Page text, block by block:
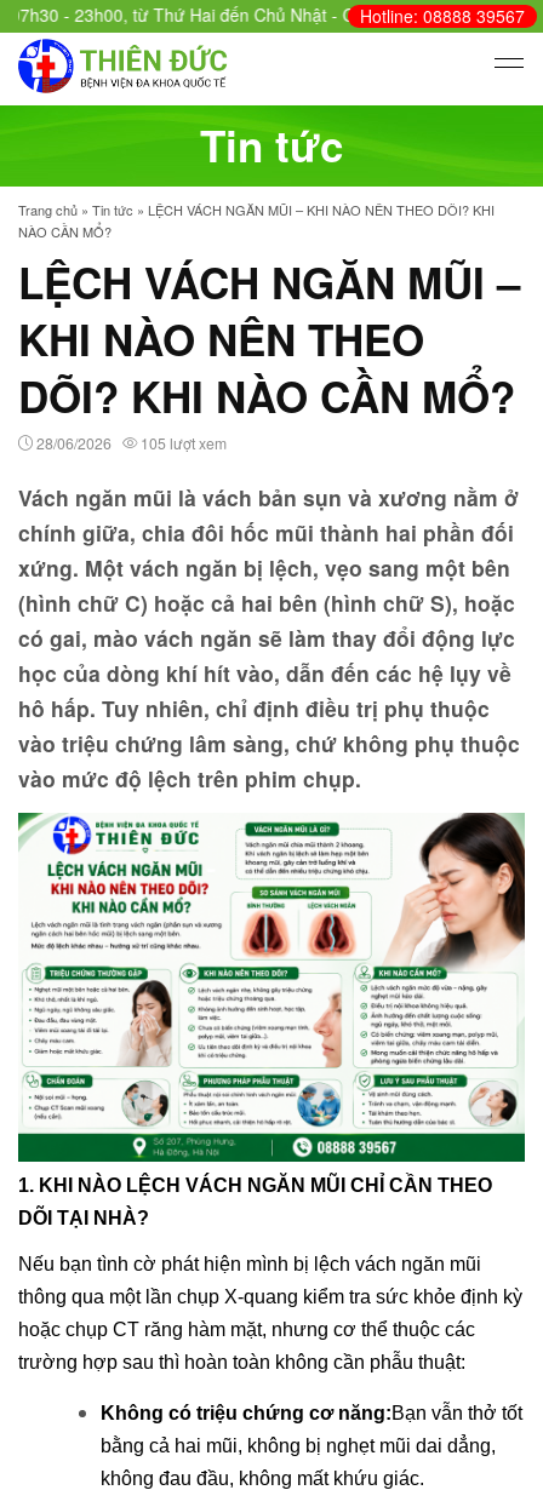
- 23h00, từ Thứ Hai đến Chủ Nhật - Cấp cứu: 24/24.Hotline: 08888 39567
Tin tức
Trang chủ » Tin tức » LỆCH VÁCH NGĂN MŨI – KHI NÀO NÊN THEO DÕI? KHI
NÀO CẦN MỔ?
LỆCH VÁCH NGĂN MŨI –
KHI NÀO NÊN THEO
DÕI? KHI NÀO CẦN MỔ?
28/06/2026 105 lượt xem
Vách ngăn mũi là vách bản sụn và xương nằm ở
chính giữa, chia đôi hốc mũi thành hai phần đối
xứng. Một vách ngăn bị lệch, vẹo sang một bên
(hình chữ C) hoặc cả hai bên (hình chữ S), hoặc
có gai, mào vách ngăn sẽ làm thay đổi động lực
học của dòng khí hít vào, dẫn đến các hệ lụy về
hô hấp. Tuy nhiên, chỉ định điều trị phụ thuộc
vào triệu chứng lâm sàng, chứ không phụ thuộc
vào mức độ lệch trên phim chụp.
1. KHI NÀO LỆCH VÁCH NGĂN MŨI CHỈ CẦN THEO
DÕI TẠI NHÀ?
Nếu bạn tình cờ phát hiện mình bị lệch vách ngăn mũi
thông qua một lần chụp X-quang kiểm tra sức khỏe định kỳ
hoặc chụp CT răng hàm mặt, nhưng cơ thể thuộc các
trường hợp sau thì hoàn toàn không cần phẫu thuật:
Không có triệu chứng cơ năng:Bạn vẫn thở tốt
bằng cả hai mũi, không bị nghẹt mũi dai dẳng,
không đau đầu, không mất khứu giác.